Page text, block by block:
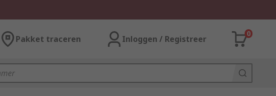
Pakket traceren Inloggen / Registreer
0